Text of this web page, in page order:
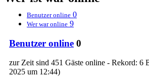
Benutzer online 0
Wer war online 9
Benutzer online 0
zur Zeit sind 451 Gäste online - Rekord: 6
2025 um 12:44)